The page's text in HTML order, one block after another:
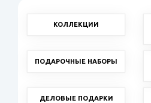
КОЛЛЕКЦИИ
ПОДАРОЧНЫЕ НАБОРЫ
ДЕЛОВЫЕ ПОДАРКИ